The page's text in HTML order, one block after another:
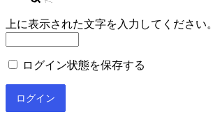
上に表示された文字を入力してください。
ログイン状態を保存する